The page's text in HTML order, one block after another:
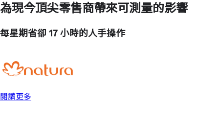
為現今頂尖零售商帶來可測量的影響
每星期省卻 17 小時的人手操作
閱讀更多